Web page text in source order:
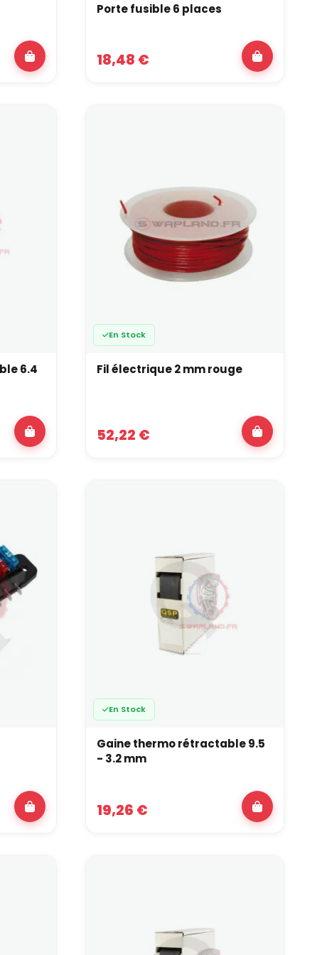
moteur ?
libres sur les porte-fusibles, des voies
un peu plus larges. De cette façon,
en gardant une installation lisible et fiable.
Porte fusible 6 places
18,48 €
6.4
En Stock
Fil électrique 2 mm rouge
52,22 €
En Stock
Gaine thermo rétractable 9.5
- 3.2 mm
19,26 €